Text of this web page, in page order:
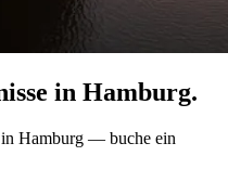
in Hamburg.
Hamburg — buche ein